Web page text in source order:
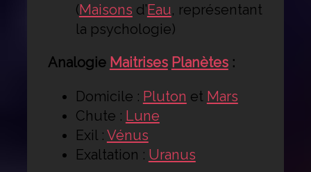
(Maisons d’Eau, représentant
la psychologie)
Analogie Maitrises Planètes:
Domicile : Pluton et Mars
Chute : Lune
Exil : Vénus
Exaltation : Uranus